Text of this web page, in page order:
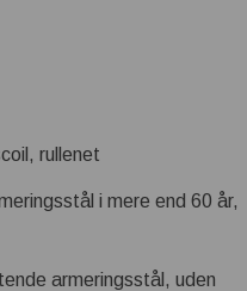
rullenet
i mere end 60 år,
armeringsstål, uden